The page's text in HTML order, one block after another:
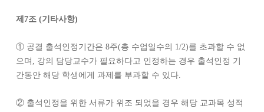
제7조(기타사항)
① 공결 출석인정기간은8주(총 수업일수의 1/2)를 초과할 수 없
으며 , 강의 담당교수가 필요하다고 인정하는 경우 출석인정 기
간동안 해당 학생에게 과제를 부과할 수 있다.
② 출석인정을 위한 서류가 위조 되었을 경우 해당 교과목 성적